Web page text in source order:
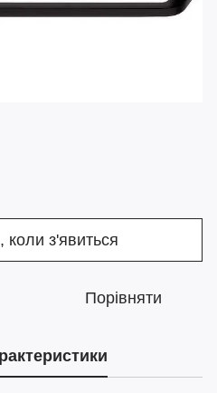
коли з'явиться
Порівняти